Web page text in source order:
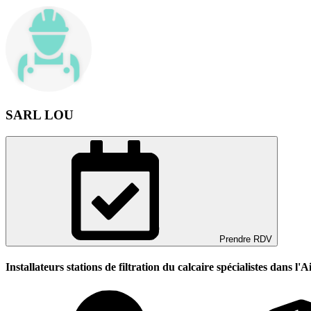
SARL LOU
Prendre RDV
Installateurs stations de filtration du calcaire spécialistes dans